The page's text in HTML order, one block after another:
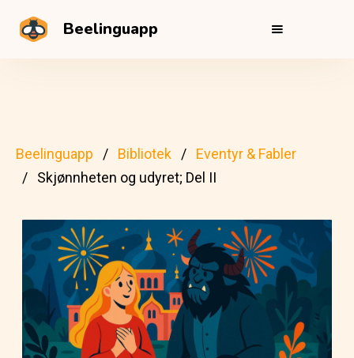
Beelinguapp
Beelinguapp Bibliotek
Eventyr & Fabler
Skjønnheten og udyret; Del II